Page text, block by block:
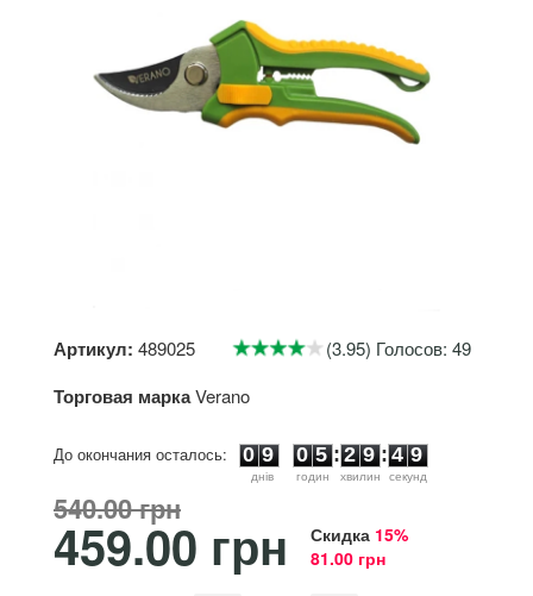
Артикул: 489025 (3.95) Голосов: 49
Торговая маркаVerano
До окончания осталось:
0 9
днiв
0 5
годин
: 2 9
хвилин
: 4 9
секунд
540.00 грн
459.00 грн Скидка 15%
81.00 грн